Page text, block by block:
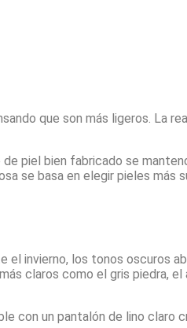
que son más ligeros. La
piel bien fabricado se
se basa en elegir pieles más
el invierno, los tonos oscuros
claros como el gris piedra,
con un pantalón de lino claro